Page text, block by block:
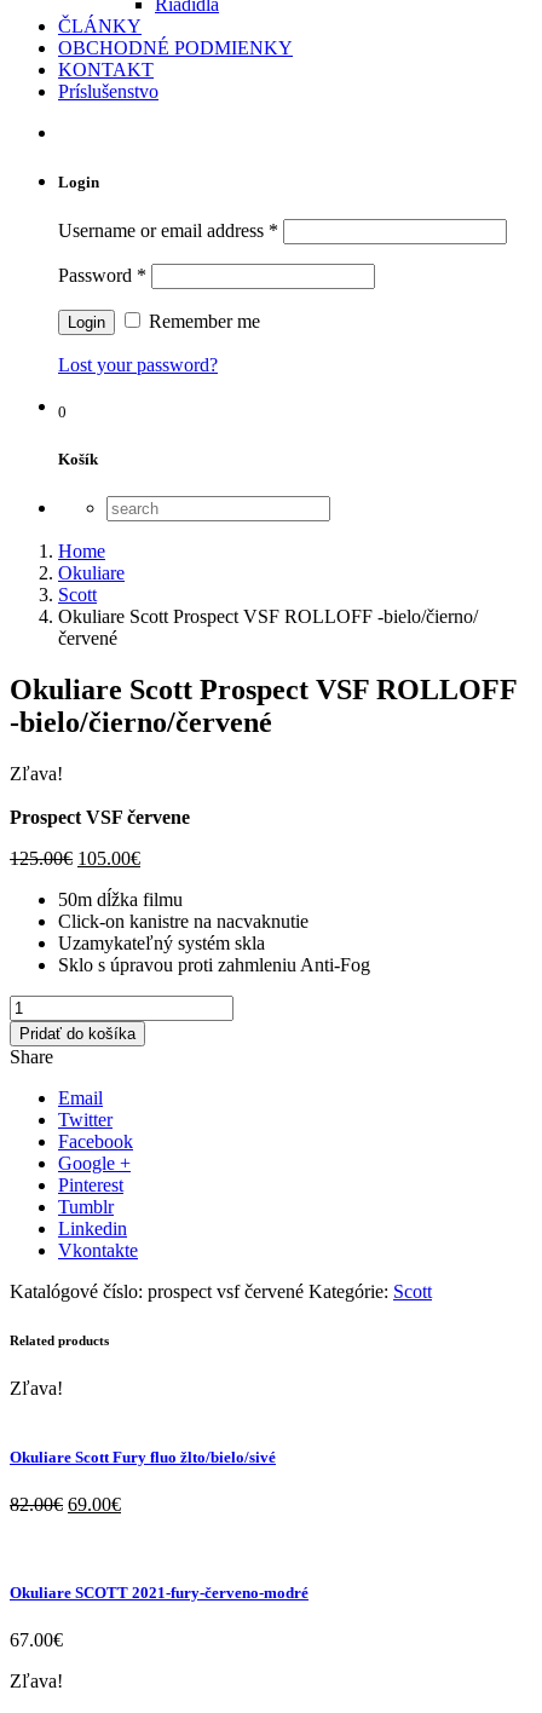
Riadidlá
ČLÁNKY
OBCHODNÉ PODMIENKY
KONTAKT
Príslušenstvo
Login
Username or email address *
Password *
Remember me
Lost your password?
0
Košík
Home
Okuliare
Scott
Okuliare Scott Prospect VSF ROLLOFF -bielo/čierno/
červené
Okuliare Scott Prospect VSF ROLLOFF
-bielo/čierno/červené
Zľava!
Prospect VSF červene
125.00€ 105.00€
50m dĺžka filmu
Click-on kanistre na nacvaknutie
Uzamykateľný systém skla
Sklo s úpravou proti zahmleniu Anti-Fog
množstvo
Okuliare
Scott
Prospect
VSF
ROLLOFF
bielo/
čierno/
červené
Pridať do košíka
Share
Email
Twitter
Facebook
Google +
Pinterest
Tumblr
Linkedin
Vkontakte
Katalógové číslo: prospect vsf červené Kategórie: Scott
Related products
Zľava!
Okuliare Scott Fury fluo žlto/bielo/sivé
82.00€ 69.00€
Okuliare SCOTT 2021-fury-červeno-modré
67.00€
Zľava!